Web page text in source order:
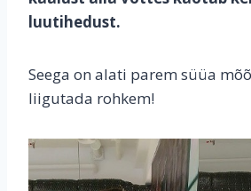
luutihedust.
Seega on alati parem süüa
liigutada rohkem!